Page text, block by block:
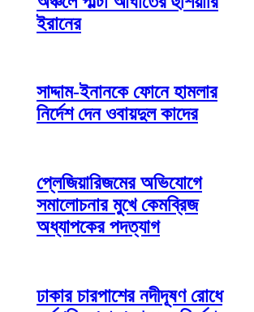
ইরানের
সাদ্দাম-ইনানকে ফোনে হামলার
নির্দেশ দেন ওবায়দুল কাদের
প্লেজিয়ারিজমের অভিযোগে
সমালোচনার মুখে কেমব্রিজ
অধ্যাপকের পদত্যাগ
ঢাকার চারপাশের নদীদূষণ রোধে